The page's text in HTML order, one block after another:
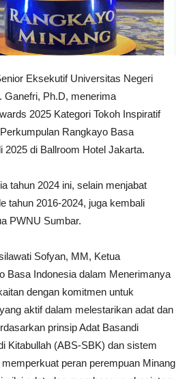
Eksekutif Universitas Negeri
Ganefri, Ph.D, menerima
2025 Kategori Tokoh Inspiratif
Rangkayo Basa
2025 di Ballroom Hotel Jakarta.
tahun 2024 ini, selain menjabat
tahun 2016-2024, juga kembali
PWNU Sumbar.
Sofyan, MM, Ketua
Basa Indonesia dalam Menerimanya
dengan komitmen untuk
aktif dalam melestarikan adat dan
prinsip Adat Basandi
Kitabullah (ABS-SBK) dan sistem
peran perempuan Minang